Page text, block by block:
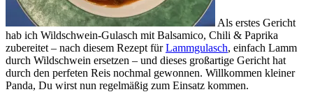
Als erstes Gericht
hab ich Wildschwein-Gulasch mit Balsamico, Chili & Paprika
zubereitet – nach diesem Rezept fürLammgulasch, einfach Lamm
durch Wildschwein ersetzen – und dieses großartige Gericht hat
durch den perfeten Reis nochmal gewonnen. Willkommen kleiner
Panda, Du wirst nun regelmäßig zum Einsatz kommen.